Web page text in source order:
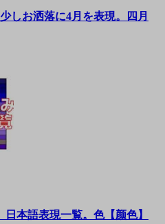
しお洒落に4月を表現。四月
本語表現一覧。色【颜色】